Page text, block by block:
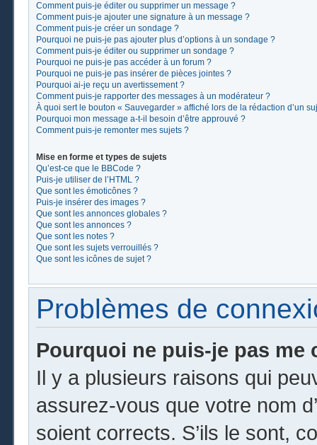
Comment puis-je éditer ou supprimer un message ?
Comment puis-je ajouter une signature à un message ?
Comment puis-je créer un sondage ?
Pourquoi ne puis-je pas ajouter plus d’options à un sondage ?
Comment puis-je éditer ou supprimer un sondage ?
Pourquoi ne puis-je pas accéder à un forum ?
Pourquoi ne puis-je pas insérer de pièces jointes ?
Pourquoi ai-je reçu un avertissement ?
Comment puis-je rapporter des messages à un modérateur ?
À quoi sert le bouton « Sauvegarder » affiché lors de la rédaction d’un
Pourquoi mon message a-t-il besoin d’être approuvé ?
Comment puis-je remonter mes sujets ?
Mise en forme et types de sujets
Qu’est-ce que le BBCode ?
Puis-je utiliser de l’HTML ?
Que sont les émoticônes ?
Puis-je insérer des images ?
Que sont les annonces globales ?
Que sont les annonces ?
Que sont les notes ?
Que sont les sujets verrouillés ?
Que sont les icônes de sujet ?
Problèmes de
Pourquoi ne puis-je pas me
Il y a plusieurs raisons qui
assurez-vous que votre nom
soient corrects. S’ils le sont,